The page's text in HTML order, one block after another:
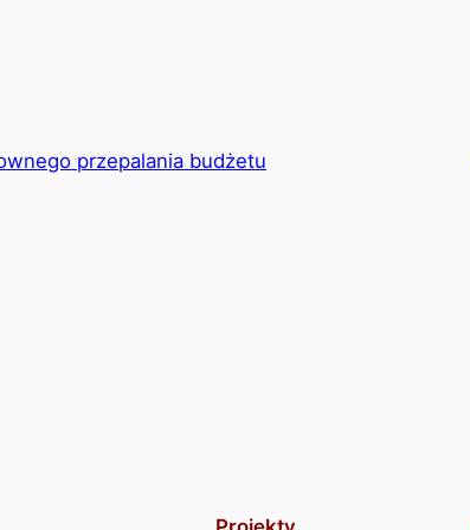
przepalania budżetu